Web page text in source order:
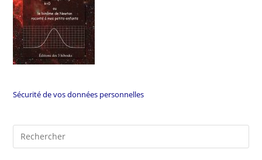
Sécurité de vos données personnelles